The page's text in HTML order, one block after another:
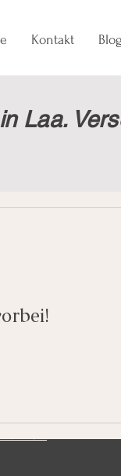
Kontakt Blog
Laa.